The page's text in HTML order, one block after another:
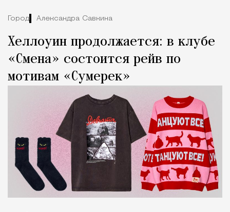
Город Александра Савкина
Хеллоуин продолжается: в клубе
«Смена» состоится рейв по
мотивам «Сумерек»